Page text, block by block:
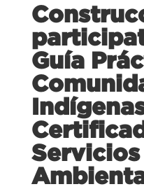
Guía
Servicios